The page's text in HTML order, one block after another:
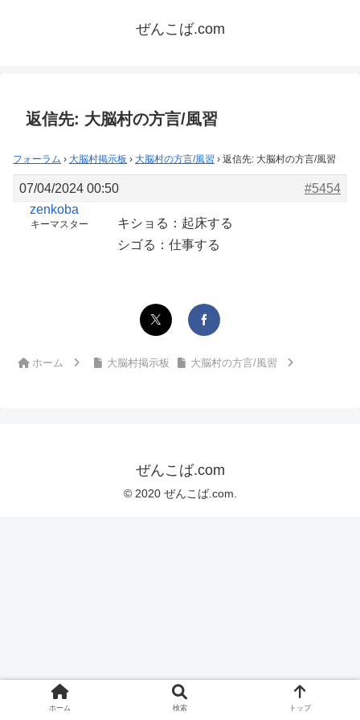
ぜんこば.com
返信先: 大脳村の方言/風習
フォーラム › 大脳村掲示板 › 大脳村の方言/風習 › 返信先: 大脳村の方言/風習
07/04/2024 00:50
#5454
zenkoba
キーマスター
キショる：起床する
シゴる：仕事する
ホーム 大脳村掲示板 大脳村の方言/風習
ぜんこば.com
© 2020 ぜんこば.com.
ホーム 検索 トップ